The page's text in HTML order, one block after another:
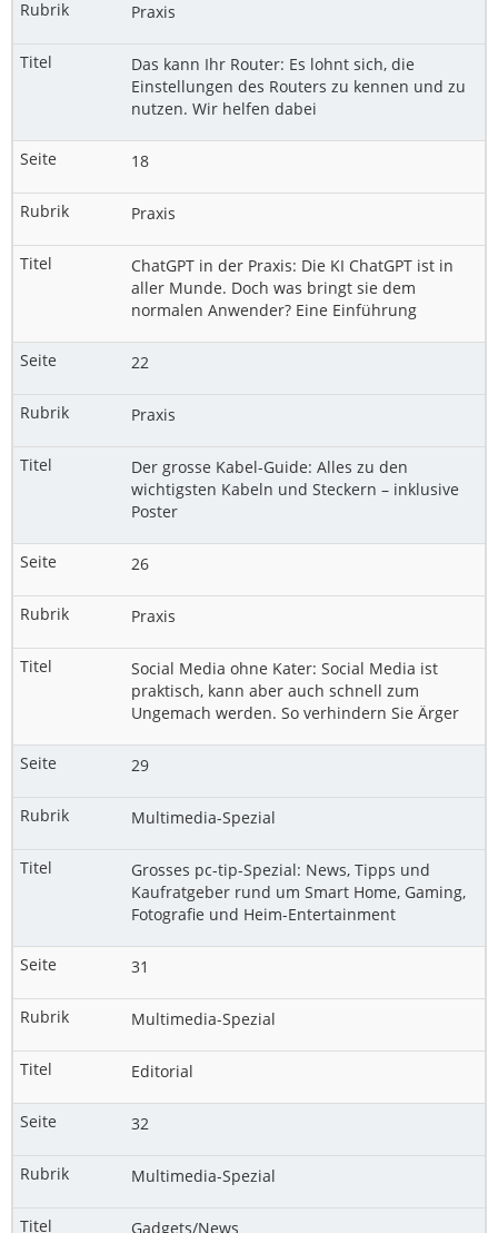
Praxis
Das kann Ihr Router: Es lohnt sich, die
Einstellungen des Routers zu kennen und zu
nutzen. Wir helfen dabei
18
Praxis
ChatGPT in der Praxis: Die KI ChatGPT ist in
aller Munde. Doch was bringt sie dem
normalen Anwender? Eine Einführung
22
Praxis
Der grosse Kabel-Guide: Alles zu den
wichtigsten Kabeln und Steckern – inklusive
Poster
26
Praxis
Social Media ohne Kater: Social Media ist
praktisch, kann aber auch schnell zum
Ungemach werden. So verhindern Sie Ärger
29
Multimedia-Spezial
Grosses pc-tip-Spezial: News, Tipps und
Kaufratgeber rund um Smart Home, Gaming,
Fotografie und Heim-Entertainment
31
Multimedia-Spezial
Editorial
32
Multimedia-Spezial
Gadgets/News